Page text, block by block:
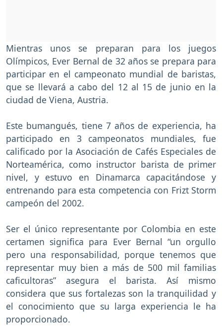
Mientras unos se preparan para los juegos
Olímpicos, Ever Bernal de 32 años se prepara para
participar en el campeonato mundial de baristas,
que se llevará a cabo del 12 al 15 de junio en la
ciudad de Viena, Austria.
Este bumangués, tiene 7 años de experiencia, ha
participado en 3 campeonatos mundiales, fue
calificado por la Asociación de Cafés Especiales de
Norteamérica, como instructor barista de primer
nivel, y estuvo en Dinamarca capacitándose y
entrenando para esta competencia con Frizt Storm
campeón del 2002.
Ser el único representante por Colombia en este
certamen significa para Ever Bernal “un orgullo
pero una responsabilidad, porque tenemos que
representar muy bien a más de 500 mil familias
caficultoras” asegura el barista. Así mismo
considera que sus fortalezas son la tranquilidad y
el conocimiento que su larga experiencia le ha
proporcionado.